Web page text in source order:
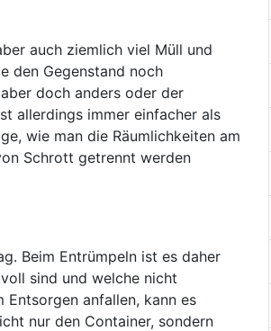
auch ziemlich viel Müll und
den Gegenstand noch
doch anders oder der
allerdings immer einfacher als
wie man die Räumlichkeiten am
Schrott getrennt werden
Beim Entrümpeln ist es daher
sind und welche nicht
Entsorgen anfallen, kann es
nur den Container, sondern